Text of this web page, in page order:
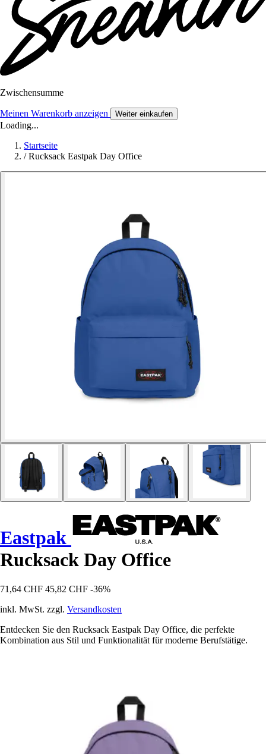
Zwischensumme
Meinen Warenkorb anzeigen Weiter einkaufen
Loading...
Startseite
/ Rucksack Eastpak Day Office
Eastpak
Rucksack Day Office
71,64 CHF 45,82 CHF -36%
inkl. MwSt. zzgl. Versandkosten
Entdecken Sie den Rucksack Eastpak Day Office, die perfekte
Kombination aus Stil und Funktionalität für moderne Berufstätige.